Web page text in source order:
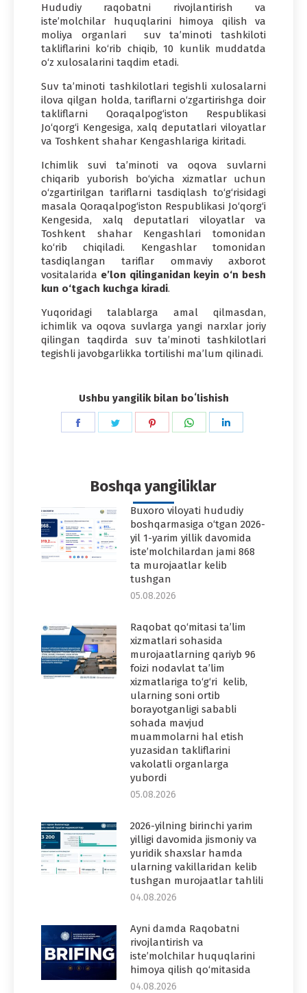
Hududiy raqobatni rivojlantirish va
iste’molchilar huquqlarini himoya qilish va
moliya organlari suv ta’minoti tashkiloti
takliflarini ko‘rib chiqib, 10 kunlik muddatda
o‘z xulosalarini taqdim etadi.
Suv ta’minoti tashkilotlari tegishli xulosalarni
ilova qilgan holda, tariflarni o‘zgartirishga doir
takliflarni Qoraqalpog‘iston Respublikasi
Jo‘qorg‘i Kengesiga, xalq deputatlari viloyatlar
va Toshkent shahar Kengashlariga kiritadi.
Ichimlik suvi ta’minoti va oqova suvlarni
chiqarib yuborish bo‘yicha xizmatlar uchun
o‘zgartirilgan tariflarni tasdiqlash to‘g‘risidagi
masala Qoraqalpog‘iston Respublikasi Jo‘qorg‘i
Kengesida, xalq deputatlari viloyatlar va
Toshkent shahar Kengashlari tomonidan
ko‘rib chiqiladi. Kengashlar tomonidan
tasdiqlangan tariflar ommaviy axborot
vositalarida e’lon qilinganidan keyin o‘n besh
kun o‘tgach kuchga kiradi.
Yuqoridagi talablarga amal qilmasdan,
ichimlik va oqova suvlarga yangi narxlar joriy
qilingan taqdirda suv ta’minoti tashkilotlari
tegishli javobgarlikka tortilishi ma’lum qilinadi.
Ushbu yangilik bilan boʻlishish
Share
Share
Share
Share
Boshqa yangiliklar
Buxoro viloyati hududiy
boshqarmasiga o‘tgan 2026-
yil 1-yarim yillik davomida
iste’molchilardan jami 868
ta murojaatlar kelib
tushgan
05.08.2026
Raqobat qo‘mitasi ta’lim
xizmatlari sohasida
murojaatlarning qariyb 96
foizi nodavlat ta’lim
xizmatlariga to‘g‘ri kelib,
ularning soni ortib
borayotganligi sababli
sohada mavjud
muammolarni hal etish
yuzasidan takliflarini
vakolatli organlarga
yubordi
05.08.2026
2026-yilning birinchi yarim
yilligi davomida jismoniy va
yuridik shaxslar hamda
ularning vakillaridan kelib
tushgan murojaatlar tahlili
04.08.2026
Ayni damda Raqobatni
rivojlantirish va
iste’molchilar huquqlarini
himoya qilish qo‘mitasida
04.08.2026